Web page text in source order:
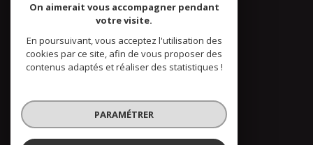
Cookies
© 2026 | Tous droits réservés
On aimerait vous accompagner pendant
votre visite.
En poursuivant, vous acceptez l'utilisation des
cookies par ce site, afin de vous proposer des
contenus adaptés et réaliser des statistiques !
PARAMÉTRER